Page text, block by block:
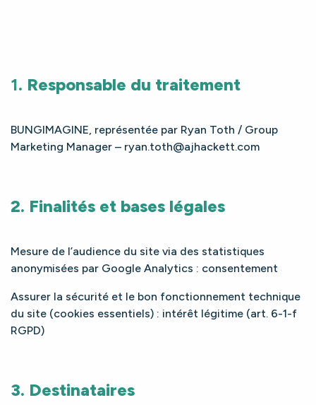
1. Responsable du traitement
BUNGIMAGINE, représentée par Ryan Toth / Group
Marketing Manager – ryan.toth@ajhackett.com
2. Finalités et bases légales
Mesure de l’audience du site via des statistiques
anonymisées par Google Analytics : consentement
Assurer la sécurité et le bon fonctionnement technique
du site (cookies essentiels) : intérêt légitime (art. 6-1-f
RGPD)
3. Destinataires